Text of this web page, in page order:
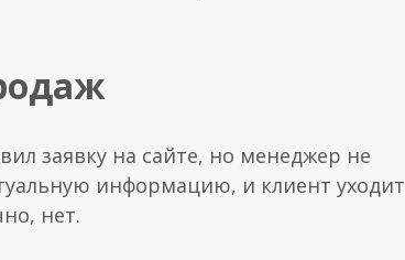
заявку на сайте, но менеджер не
информацию, и клиент уходит
нет.